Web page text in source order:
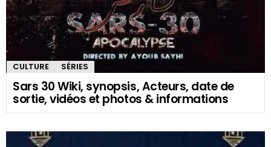
CULTURE SÉRIES
Sars 30 Wiki, synopsis, Acteurs, date de
sortie, vidéos et photos & informations